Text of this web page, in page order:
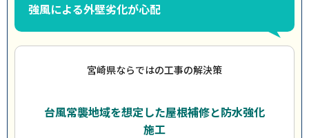
強風による外壁劣化が心配
宮崎県ならではの工事の解決策
台風常襲地域を想定した屋根補修と防水強化
施工